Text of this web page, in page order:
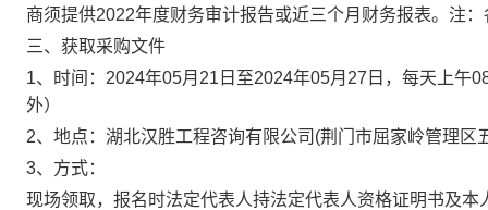
商须提供2022年度财务审计报告或近三个月财务报表。注
三、获取采购文件
1、时间： 2024年05月21日 至2024年05月27日 ，每天上午
外）
2、地点： 湖北汉胜工程咨询有限公司(荆门市屈家岭管理区
3、方式：
现场领取，报名时法定代表人持法定代表人资格证明书及